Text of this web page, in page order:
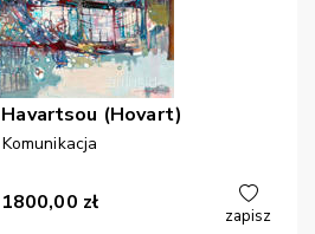
Havartsou (Hovart)
Komunikacja
1800,00 zł
zapisz